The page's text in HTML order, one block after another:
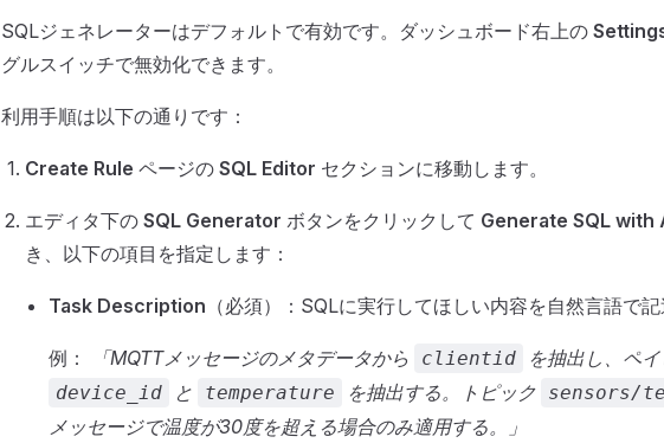
SQLジェネレーターはデフォルトで有効です。ダッシュボード右上の
グルスイッチで無効化できます。
利用手順は以下の通りです：
Create Rule ページの SQL Editor セクションに移動します。
エディタ下の SQL Generator ボタンをクリックして Generate SQL with
き、以下の項目を指定します：
Task Description （必須）：SQLに実行してほしい内容を自然言語で記
例： 「MQTTメッセージのメタデータから clientid を抽出し、ペ
device_id と temperature を抽出する。トピック sensors/
メッセージで温度が30度を超える場合のみ適用する。」